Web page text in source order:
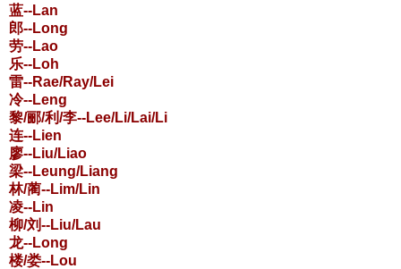
蓝--Lan
郎--Long
劳--Lao
乐--Loh
雷--Rae/Ray/Lei
冷--Leng
黎/郦/利/李--Lee/Li/Lai/Li
连--Lien
廖--Liu/Liao
梁--Leung/Liang
林/蔺--Lim/Lin
凌--Lin
柳/刘--Liu/Lau
龙--Long
楼/娄--Lou